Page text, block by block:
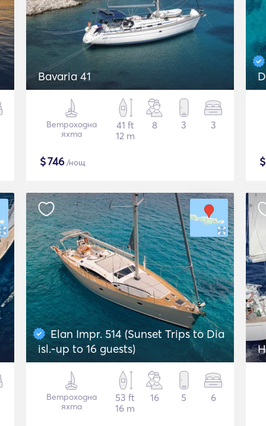
Bavaria 41
Ветроходна
яхта
41 ft
12 m
8 3 3
$746/нощ
Elan Impr. 514 (Sunset Trips to Dia
isl.-up to 16 guests)
Ветроходна
яхта
53 ft
16 m
16 5 6